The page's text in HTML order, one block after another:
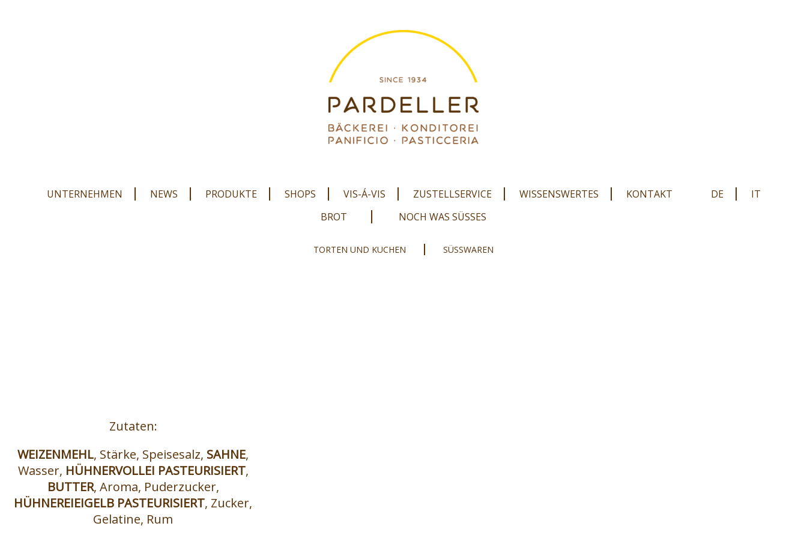
überspringenUNTERNEHMEN NEWS PRODUKTE SHOPS VIS-Á-VIS ZUSTELLSERVICE WISSENSWERTES KONTAKT DE
IT
BROT
NOCH WAS SÜSSES
TORTEN UND KUCHEN SÜSSWAREN
Zutaten:
WEIZENMEHL, Stärke, Speisesalz, SAHNE,
Wasser, HÜHNERVOLLEI PASTEURISIERT,
BUTTER, Aroma, Puderzucker,
HÜHNEREIEIGELB PASTEURISIERT, Zucker,
Gelatine, Rum